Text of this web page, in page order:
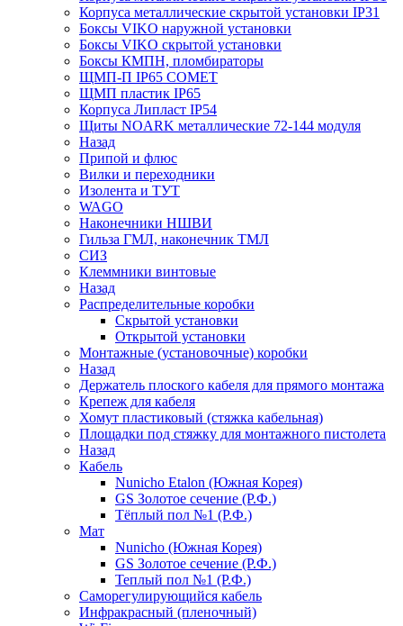
Корпуса металлические скрытой установки IP31
Боксы VIKO наружной установки
Боксы VIKO скрытой установки
Боксы КМПН, пломбираторы
ЩМП-П IP65 COMET
ЩМП пластик IP65
Корпуса Липласт IP54
Щиты NOARK металлические 72-144 модуля
Назад
Припой и флюс
Вилки и переходники
Изолента и ТУТ
WAGO
Наконечники НШВИ
Гильза ГМЛ, наконечник ТМЛ
СИЗ
Клеммники винтовые
Назад
Распределительные коробки
Скрытой установки
Открытой установки
Монтажные (установочные) коробки
Назад
Держатель плоского кабеля для прямого монтажа
Крепеж для кабеля
Хомут пластиковый (стяжка кабельная)
Площадки под стяжку для монтажного пистолета
Назад
Кабель
Nunicho Etalon (Южная Корея)
GS Золотое сечение (Р.Ф.)
Тёплый пол №1 (Р.Ф.)
Мат
Nunicho (Южная Корея)
GS Золотое сечение (Р.Ф.)
Теплый пол №1 (Р.Ф.)
Саморегулирующийся кабель
Инфракрасный (пленочный)